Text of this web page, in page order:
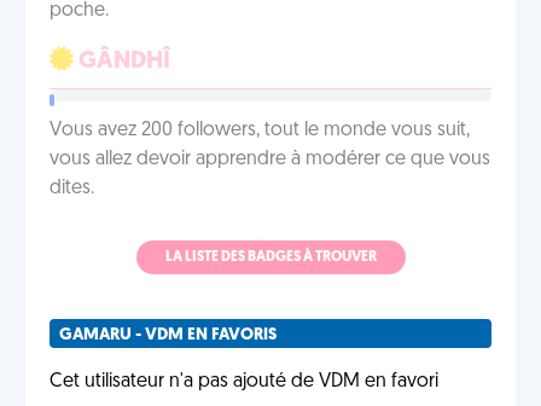
poche.
GÂNDHÎ
Vous avez 200 followers, tout le monde vous suit,
vous allez devoir apprendre à modérer ce que vous
dites.
LA LISTE DES BADGES À TROUVER
GAMARU - VDM EN FAVORIS
Cet utilisateur n'a pas ajouté de VDM en favori